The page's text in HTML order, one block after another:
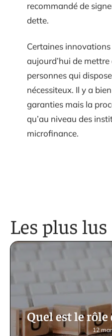
recommandé de
dette.
Certaines
aujourd’hui de
personnes qui
nécessiteux. Il y a
garanties mais la
qu’au niveau des
microfinance.
Les plus lus
Quel est le
12